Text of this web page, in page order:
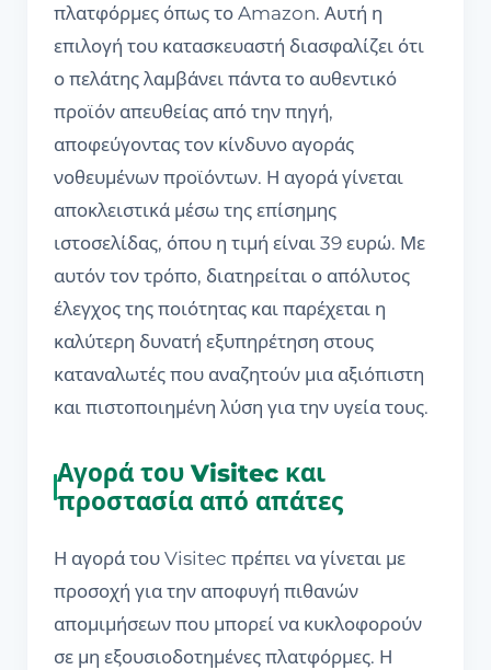
πλατφόρμες όπως το Amazon. Αυτή η
επιλογή του κατασκευαστή διασφαλίζει ότι
ο πελάτης λαμβάνει πάντα το αυθεντικό
προϊόν απευθείας από την πηγή,
αποφεύγοντας τον κίνδυνο αγοράς
νοθευμένων προϊόντων. Η αγορά γίνεται
αποκλειστικά μέσω της επίσημης
ιστοσελίδας, όπου η τιμή είναι 39 ευρώ. Με
αυτόν τον τρόπο, διατηρείται ο απόλυτος
έλεγχος της ποιότητας και παρέχεται η
καλύτερη δυνατή εξυπηρέτηση στους
καταναλωτές που αναζητούν μια αξιόπιστη
και πιστοποιημένη λύση για την υγεία τους.
Αγορά του Visitec και
προστασία από απάτες
Η αγορά του Visitec πρέπει να γίνεται με
προσοχή για την αποφυγή πιθανών
απομιμήσεων που μπορεί να κυκλοφορούν
σε μη εξουσιοδοτημένες πλατφόρμες. Η